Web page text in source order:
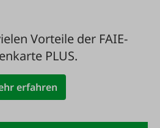
Vorteile der FAIE-
PLUS.
erfahren